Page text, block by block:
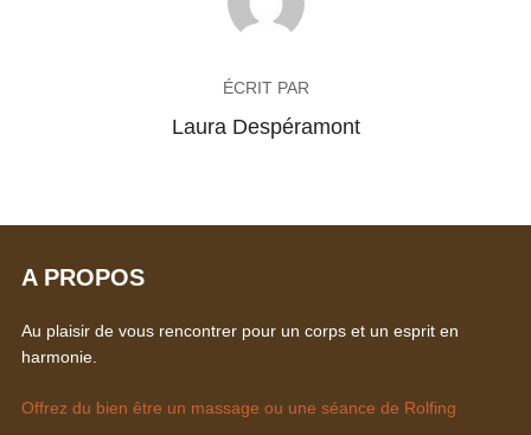
ÉCRIT PAR
Laura Despéramont
A PROPOS
Au plaisir de vous rencontrer pour un corps et un esprit en
harmonie.
Offrez du bien être un massage ou une séance de Rolfing